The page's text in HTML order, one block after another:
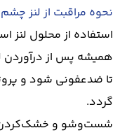
نحوه مراقبت از لنز چشم
استفاده ازمحلول لنز
همیشه پس از درآوردن
تا ضدعفونی شود و
گردد.
شست‌وشو و خشک‌کردن